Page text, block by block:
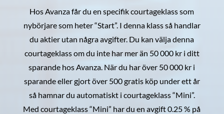
Hos Avanza får du en specifik courtageklass som
nybörjare som heter “Start”. I denna klass så handlar
du aktier utan några avgifter. Du kan välja denna
courtageklass om du inte har mer än 50 000 kr i ditt
sparande hos Avanza. När du har över 50 000 kr i
sparande eller gjort över 500 gratis köp under ett år
så hamnar du automatiskt i courtageklass “Mini”.
Med courtageklass “Mini” har du en avgift 0.25 % på